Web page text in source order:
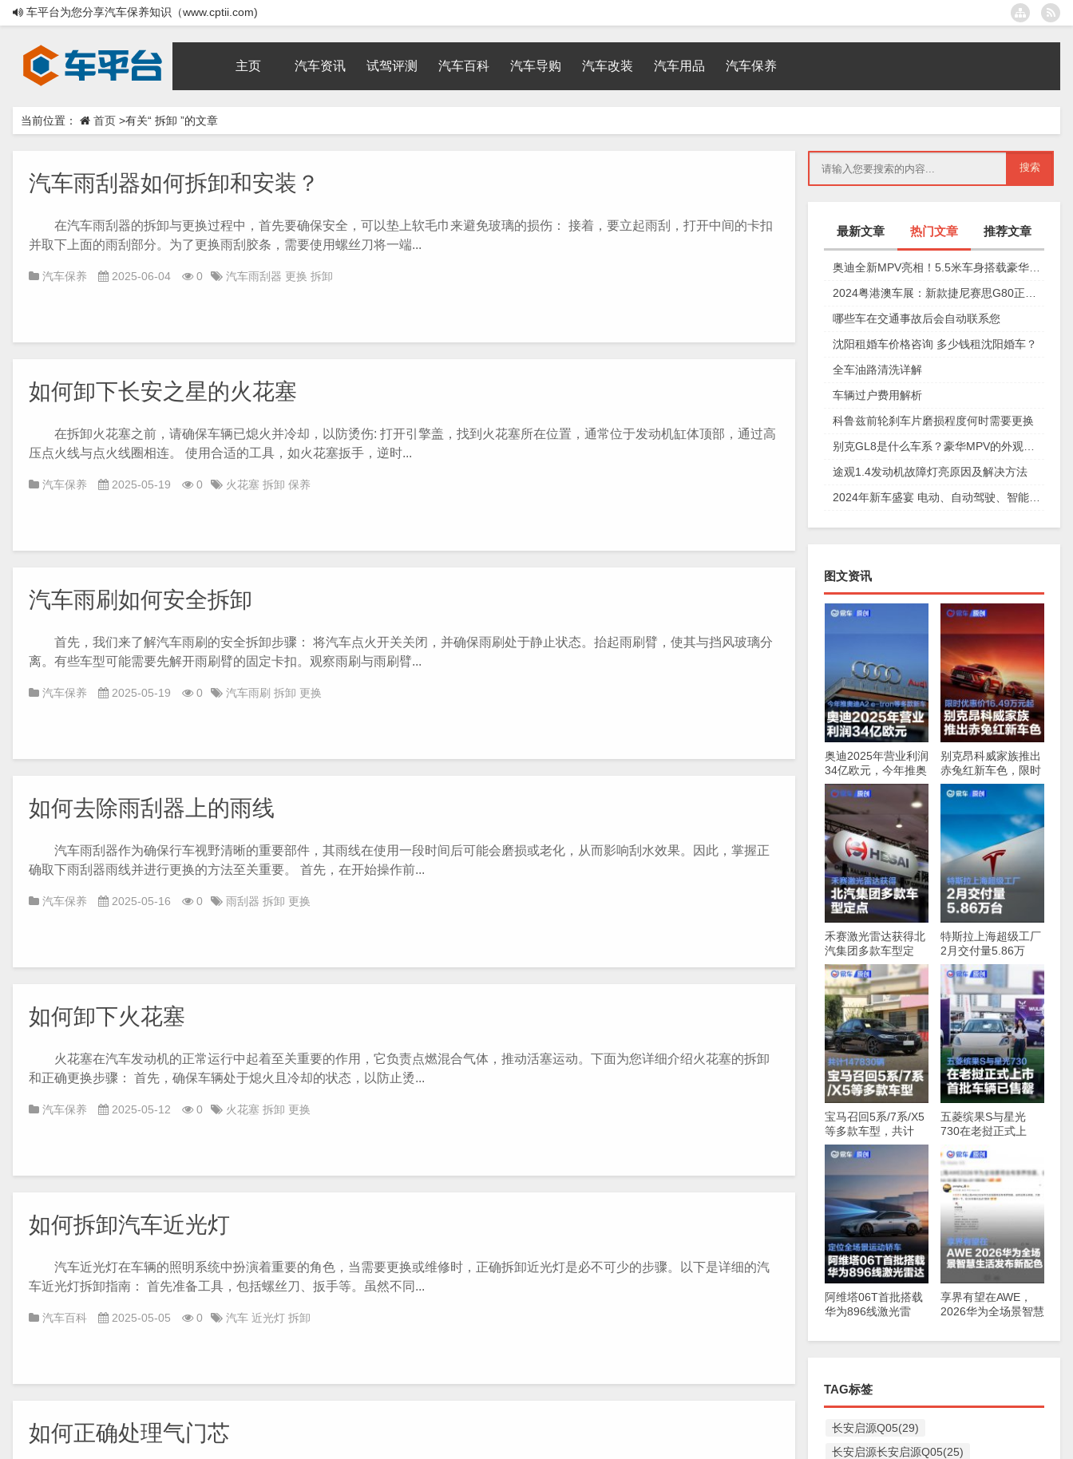
车平台为您分享汽车保养知识（www.cptii.com)
主页 汽车资讯 试驾评测 汽车百科 汽车导购 汽车改装 汽车用品 汽车保养
当前位置： 首页 >有关“ 拆卸 ”的文章
汽车雨刮器如何拆卸和安装？
在汽车雨刮器的拆卸与更换过程中，首先要确保安全，可以垫上软毛巾来避免玻璃的损伤： 接着，要立起雨刮，打开中间的卡扣
并取下上面的雨刮部分。为了更换雨刮胶条，需要使用螺丝刀将一端...
汽车保养 2025-06-04 0 汽车雨刮器 更换 拆卸
如何卸下长安之星的火花塞
在拆卸火花塞之前，请确保车辆已熄火并冷却，以防烫伤: 打开引擎盖，找到火花塞所在位置，通常位于发动机缸体顶部，通过高
压点火线与点火线圈相连。 使用合适的工具，如火花塞扳手，逆时...
汽车保养 2025-05-19 0 火花塞 拆卸 保养
汽车雨刷如何安全拆卸
首先，我们来了解汽车雨刷的安全拆卸步骤： 将汽车点火开关关闭，并确保雨刷处于静止状态。抬起雨刷臂，使其与挡风玻璃分
离。有些车型可能需要先解开雨刷臂的固定卡扣。观察雨刷与雨刷臂...
汽车保养 2025-05-19 0 汽车雨刷 拆卸 更换
如何去除雨刮器上的雨线
汽车雨刮器作为确保行车视野清晰的重要部件，其雨线在使用一段时间后可能会磨损或老化，从而影响刮水效果。因此，掌握正
确取下雨刮器雨线并进行更换的方法至关重要。 首先，在开始操作前...
汽车保养 2025-05-16 0 雨刮器 拆卸 更换
如何卸下火花塞
火花塞在汽车发动机的正常运行中起着至关重要的作用，它负责点燃混合气体，推动活塞运动。下面为您详细介绍火花塞的拆卸
和正确更换步骤： 首先，确保车辆处于熄火且冷却的状态，以防止烫...
汽车保养 2025-05-12 0 火花塞 拆卸 更换
如何拆卸汽车近光灯
汽车近光灯在车辆的照明系统中扮演着重要的角色，当需要更换或维修时，正确拆卸近光灯是必不可少的步骤。以下是详细的汽
车近光灯拆卸指南： 首先准备工具，包括螺丝刀、扳手等。虽然不同...
汽车百科 2025-05-05 0 汽车 近光灯 拆卸
如何正确处理气门芯
最新文章 热门文章 推荐文章
哪些车在交通事故后会自动联系您
沈阳租婚车价格咨询 多少钱租沈阳婚车？
全车油路清洗详解
车辆过户费用解析
科鲁兹前轮刹车片磨损程度何时需要更换
途观1.4发动机故障灯亮原因及解决方法
图文资讯
奥迪2025年营业利润
34亿欧元，今年推奥
迪A2，e-tron等多款
新车
别克昂科威家族推出
赤兔红新车色，限时
优惠价16.49万元起
禾赛激光雷达获得北
汽集团多款车型定
点，最快下半年启动
量产
特斯拉上海超级工厂
2月交付量5.86万
台，同比增长91%
宝马召回5系/7系/X5
等多款车型，共计
147830辆
五菱缤果S与星光
730在老挝正式上
阿维塔06T首批搭载
华为896线激光雷
轿车
享界有望在AWE，
2026华为全场景智慧
TAG标签
长安启源Q05(29)
长安启源长安启源Q05(25)